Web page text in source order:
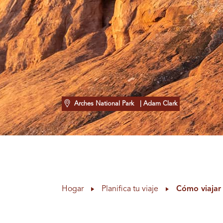
Arches National Park | Adam Clark
Hogar Planifica tu viaje Cómo viajar